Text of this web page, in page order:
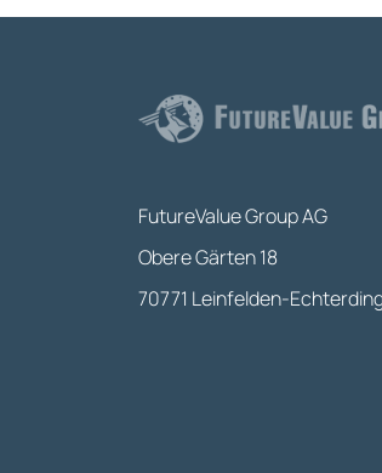
FutureValue Group AG
Obere Gärten 18
70771 Leinfelden-